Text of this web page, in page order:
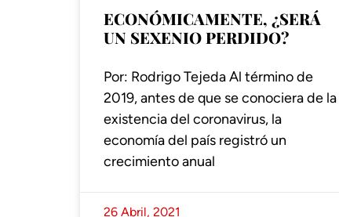
ECONÓMICAMENTE, ¿SERÁ
UN SEXENIO PERDIDO?
Por: Rodrigo Tejeda Al término de
2019, antes de que se conociera de la
existencia del coronavirus, la
economía del país registró un
crecimiento anual
26 Abril, 2021